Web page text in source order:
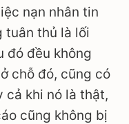
nạn nhân tin
tuân thủ là lối
đó đều không
chỗ đó, cũng có
khi nó là thật,
cũng không bị